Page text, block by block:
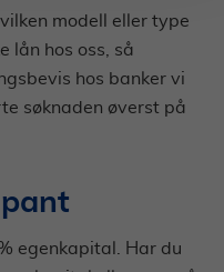
modell eller type
lån hos oss, så
hos banker vi
søknaden øverst på
egenkapital. Har du